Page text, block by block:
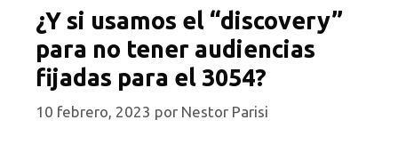
¿Y si usamos el “discovery”
para no tener audiencias
fijadas para el 3054?
10 febrero, 2023 por Nestor Parisi